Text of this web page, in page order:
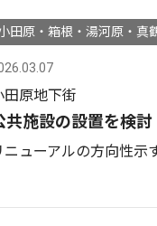
田原・箱根・湯河原・真
田原地下街
共施設の設置を検討
ニューアルの方向性示